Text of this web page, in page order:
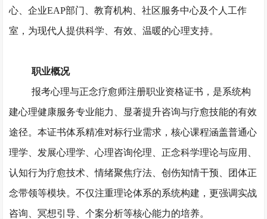
心、企业EAP部门、教育机构、社区服务中心及个人工作
室，为现代人提供科学、有效、温暖的心理支持。
职业概况
报考心理与正念疗愈师注册职业资格证书，是系统构
建心理健康服务专业能力、显著提升咨询与疗愈技能的有效
途径。本证书体系精准对标行业需求，核心课程涵盖普通心
理学、发展心理学、心理咨询伦理、正念科学理论与应用、
认知行为疗愈技术、情绪聚焦疗法、创伤知情干预、团体正
念带领等模块。不仅注重理论体系的系统构建，更强调实战
咨询、冥想引导、个案分析等核心能力的培养。